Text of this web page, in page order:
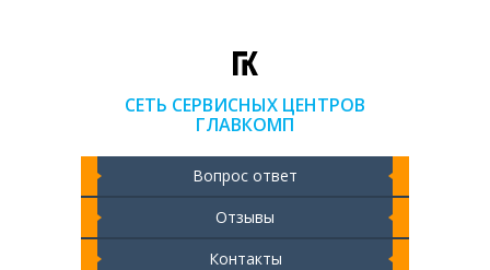
СЕТЬ СЕРВИСНЫХ ЦЕНТРОВ
ГЛАВКОМП
Вопрос ответ
Отзывы
Контакты